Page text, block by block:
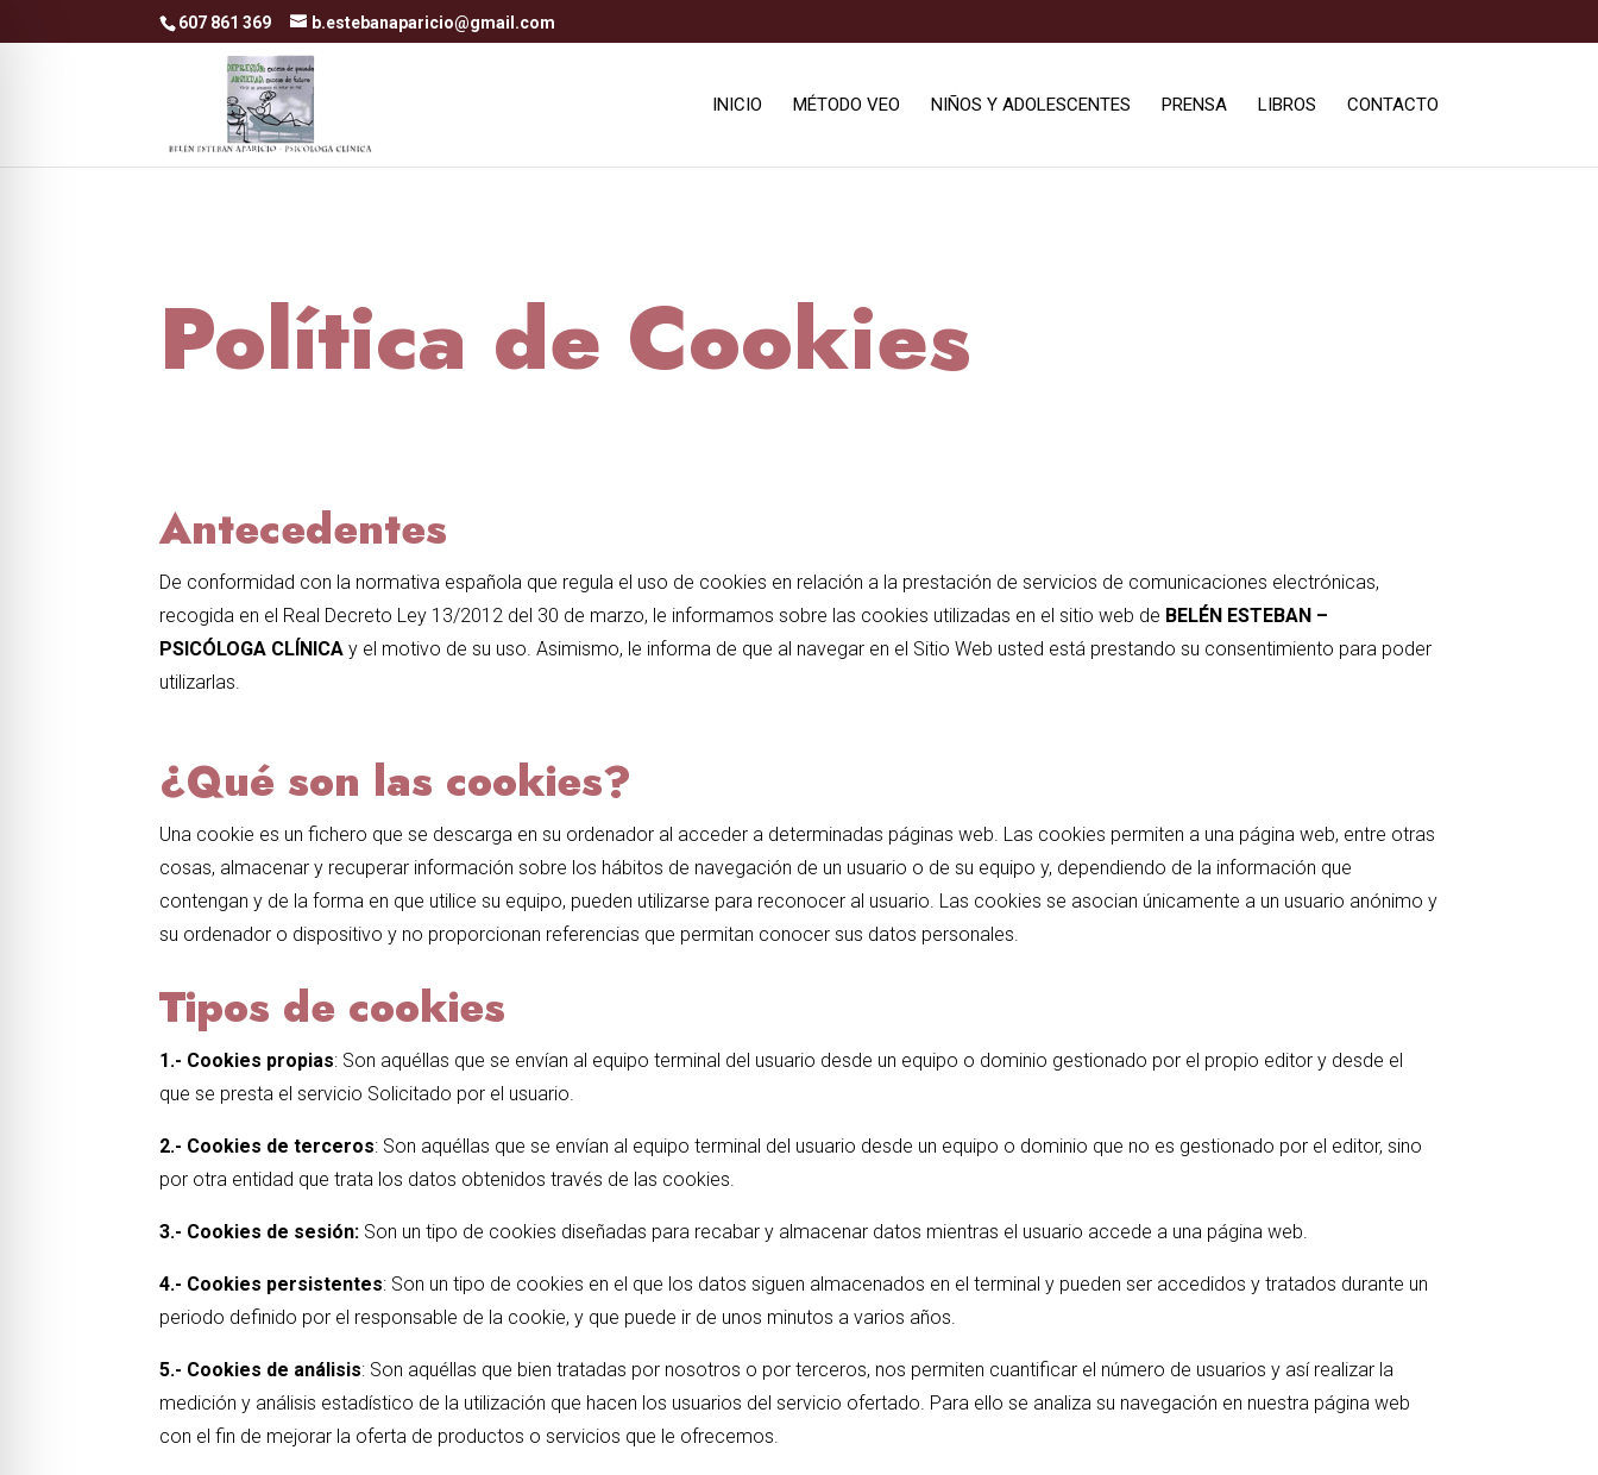
607 861 369 b.estebanaparicio@gmail.com
INICIO MÉTODO VEO NIÑOS Y ADOLESCENTES PRENSA LIBROS CONTACTO
Política de Cookies
Antecedentes
De conformidad con la normativa española que regula el uso de cookies en relación a la prestación de servicios de comunicaciones electrónicas,
recogida en el Real Decreto Ley 13/2012 del 30 de marzo, le informamos sobre las cookies utilizadas en el sitio web de BELÉN ESTEBAN –
PSICÓLOGA CLÍNICA y el motivo de su uso. Asimismo, le informa de que al navegar en el Sitio Web usted está prestando su consentimiento para poder
utilizarlas.
¿Qué son las cookies?
Una cookie es un fichero que se descarga en su ordenador al acceder a determinadas páginas web. Las cookies permiten a una página web, entre otras
cosas, almacenar y recuperar información sobre los hábitos de navegación de un usuario o de su equipo y, dependiendo de la información que
contengan y de la forma en que utilice su equipo, pueden utilizarse para reconocer al usuario. Las cookies se asocian únicamente a un usuario anónimo y
su ordenador o dispositivo y no proporcionan referencias que permitan conocer sus datos personales.
Tipos de cookies
1.- Cookies propias: Son aquéllas que se envían al equipo terminal del usuario desde un equipo o dominio gestionado por el propio editor y desde el
que se presta el servicio Solicitado por el usuario.
2.- Cookies de terceros: Son aquéllas que se envían al equipo terminal del usuario desde un equipo o dominio que no es gestionado por el editor, sino
por otra entidad que trata los datos obtenidos través de las cookies.
3.- Cookies de sesión: Son un tipo de cookies diseñadas para recabar y almacenar datos mientras el usuario accede a una página web.
4.- Cookies persistentes: Son un tipo de cookies en el que los datos siguen almacenados en el terminal y pueden ser accedidos y tratados durante un
periodo definido por el responsable de la cookie, y que puede ir de unos minutos a varios años.
5.- Cookies de análisis: Son aquéllas que bien tratadas por nosotros o por terceros, nos permiten cuantificar el número de usuarios y así realizar la
medición y análisis estadístico de la utilización que hacen los usuarios del servicio ofertado. Para ello se analiza su navegación en nuestra página web
con el fin de mejorar la oferta de productos o servicios que le ofrecemos.